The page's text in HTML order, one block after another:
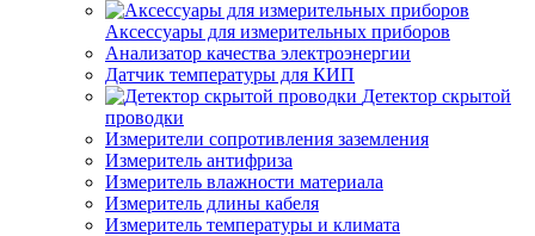
Аксессуары для измерительных приборов
Анализатор качества электроэнергии
Датчик температуры для КИП
Детектор скрытой
проводки
Измерители сопротивления заземления
Измеритель антифриза
Измеритель влажности материала
Измеритель длины кабеля
Измеритель температуры и климата